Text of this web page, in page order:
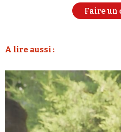
Faire un
A lire aussi :